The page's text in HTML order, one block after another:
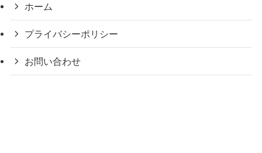
ホーム
プライバシーポリシー
お問い合わせ